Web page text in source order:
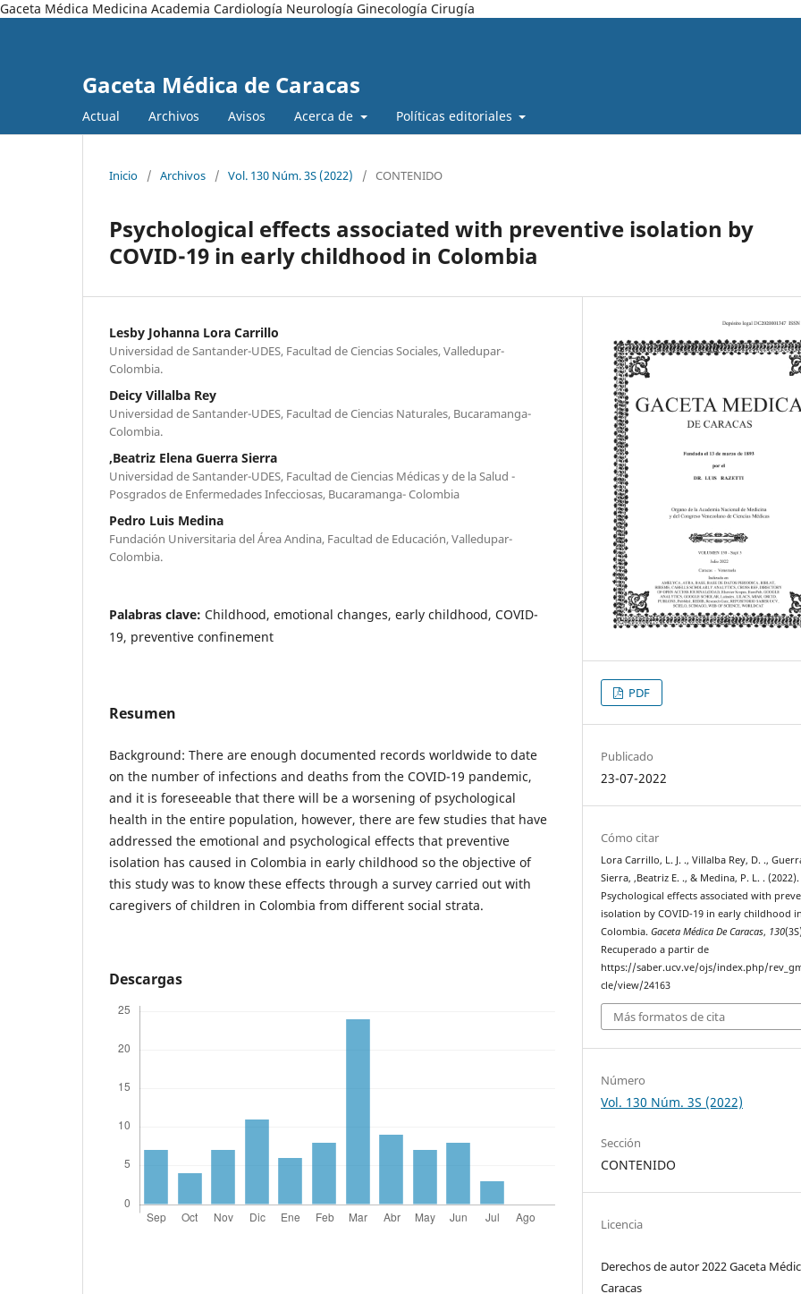
Gaceta Médica Medicina Academia Cardiología Neurología Ginecología Cirugía
Gaceta Médica de Caracas
Actual Archivos Avisos Acerca de Políticas editoriales
Inicio / Archivos / Vol. 130 Núm. 3S (2022) / CONTENIDO
Psychological effects associated with preventive isolation by
COVID-19 in early childhood in Colombia
Lesby Johanna Lora Carrillo
Universidad de Santander-UDES, Facultad de Ciencias Sociales, Valledupar-
Colombia.
Deicy Villalba Rey
Universidad de Santander-UDES, Facultad de Ciencias Naturales, Bucaramanga-
Colombia.
,Beatriz Elena Guerra Sierra
Universidad de Santander-UDES, Facultad de Ciencias Médicas y de la Salud -
Posgrados de Enfermedades Infecciosas, Bucaramanga- Colombia
Pedro Luis Medina
Fundación Universitaria del Área Andina, Facultad de Educación, Valledupar-
Colombia.
Palabras clave: Childhood, emotional changes, early childhood, COVID-
19, preventive confinement
Resumen
Background: There are enough documented records worldwide to date
on the number of infections and deaths from the COVID-19 pandemic,
and it is foreseeable that there will be a worsening of psychological
health in the entire population, however, there are few studies that have
addressed the emotional and psychological effects that preventive
isolation has caused in Colombia in early childhood so the objective of
this study was to know these effects through a survey carried out with
caregivers of children in Colombia from different social strata.
Descargas
PDF
Publicado
23-07-2022
Cómo citar
Lora Carrillo, L. J. ., Villalba Rey, D. .,
Sierra, ,Beatriz E. ., & Medina, P. L. . (2022).
Psychological effects associated with
isolation by COVID-19 in early childhood in
Colombia.Gaceta Médica De Caracas, 130
Recuperado a partir de
https://saber.ucv.ve/ojs/index.php/
cle/view/24163
Más formatos de cita
Número
Vol. 130 Núm. 3S (2022)
Sección
CONTENIDO
Licencia
Derechos de autor 2022 Gaceta
Caracas